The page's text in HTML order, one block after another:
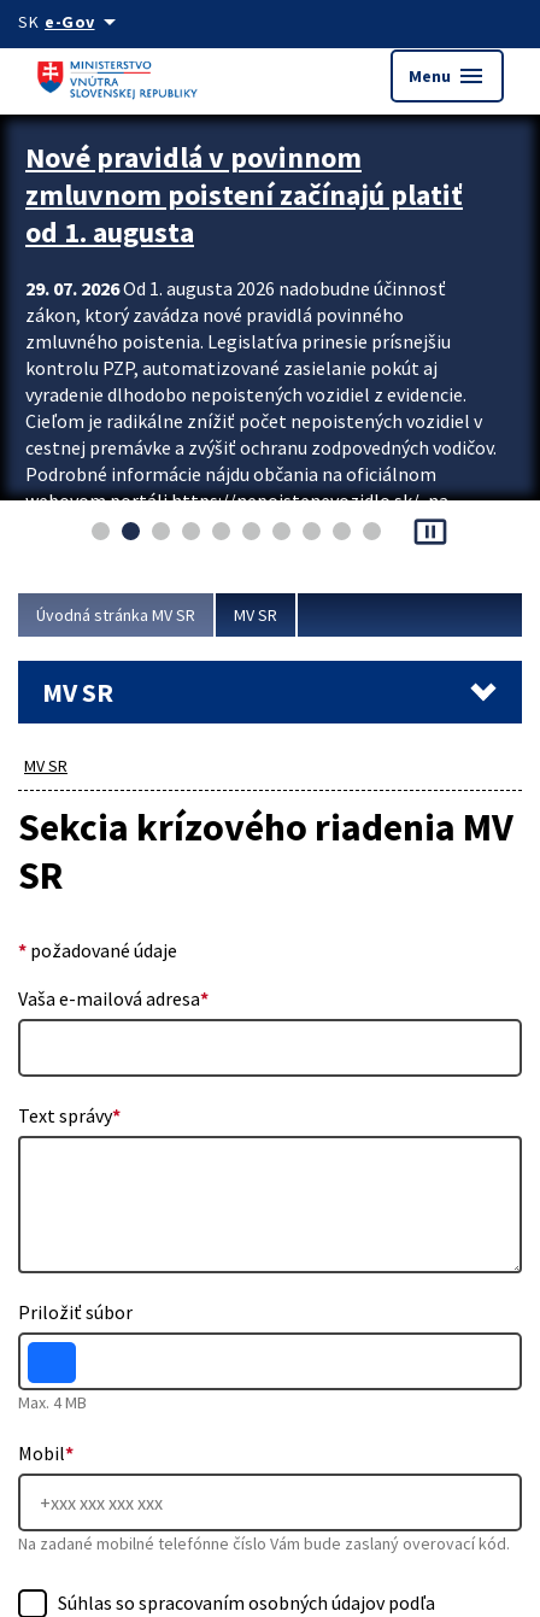
Preskocit na hlavný obsah
SK e-Govarrow_drop_down
Menu menu
Zastavit automatický posun upútavok
Nové pravidlá v povinnom
zmluvnom poistení začínajú platiť
od 1. augusta
29. 07. 2026Od 1. augusta 2026 nadobudne účinnosť
zákon, ktorý zavádza nové pravidlá povinného
zmluvného poistenia. Legislatíva prinesie prísnejšiu
kontrolu PZP, automatizované zasielanie pokút aj
vyradenie dlhodobo nepoistených vozidiel z evidencie.
Cieľom je radikálne znížiť počet nepoistených vozidiel v
cestnej premávke a zvýšiť ochranu zodpovedných vodičov.
Podrobné informácie nájdu občania na oficiálnom
webovom portáli https://nepoistenevozidlo.sk/, na
ktorom od augusta pribudne aj možnosť overiť si...
pause_presentation
Úvodná stránka MV SR MV SR
MV SR
MV SR
Sekcia krízového riadenia MV
SR
* požadované údaje
Vaša e-mailová adresa*
Text správy*
Priložiť súbor
Max. 4 MB
Mobil*
Na zadané mobilné telefónne číslo Vám bude zaslaný overovací kód.
Súhlas so spracovaním osobných údajov podľa